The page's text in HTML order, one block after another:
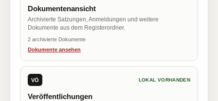
Dokumentenansicht
Archivierte Satzungen, Anmeldungen und weitere
Dokumente aus dem Registerordner.
2 archivierte Dokumente
Dokumente ansehen
VÖ LOKAL VORHANDEN
Veröffentlichungen